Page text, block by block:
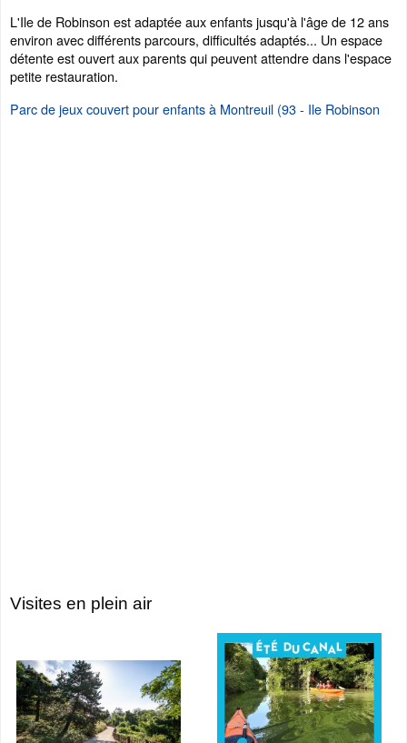
L'Ile de Robinson est adaptée aux enfants jusqu'à l'âge de 12 ans
environ avec différents parcours, difficultés adaptés... Un espace
détente est ouvert aux parents qui peuvent attendre dans l'espace
petite restauration.
Parc de jeux couvert pour enfants à Montreuil (93 - Ile Robinson
Visites en plein air